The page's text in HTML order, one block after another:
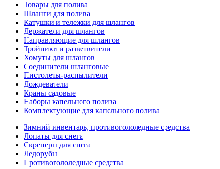
Товары для полива
Шланги для полива
Катушки и тележки для шлангов
Держатели для шлангов
Направляющие для шлангов
Тройники и разветвители
Хомуты для шлангов
Соединители шланговые
Пистолеты-распылители
Дождеватели
Краны садовые
Наборы капельного полива
Комплектующие для капельного полива
Зимний инвентарь, противогололедные средства
Лопаты для снега
Скреперы для снега
Ледорубы
Противогололедные средства